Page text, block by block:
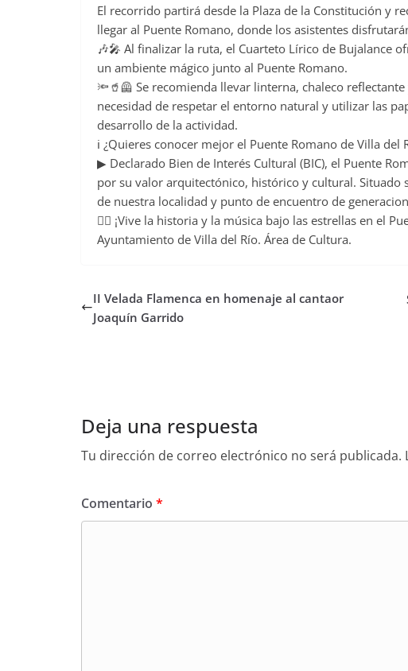
k
El recorrido partirá desde la Plaza de la Constitución y
llegar al Puente Romano, donde los asistentes
🎶🎤 Al finalizar la ruta, el Cuarteto Lírico de Bujalance
un ambiente mágico junto al Puente Romano.
🔦🥤🦺 Se recomienda llevar linterna, chaleco
necesidad de respetar el entorno natural y utilizar las
desarrollo de la actividad.
ℹ️ ¿Quieres conocer mejor el Puente Romano de Villa del
▶ Declarado Bien de Interés Cultural (BIC), el Puente
por su valor arquitectónico, histórico y cultural. Situado
de nuestra localidad y punto de encuentro de
👉🏻 ¡Vive la historia y la música bajo las estrellas en el
Ayuntamiento de Villa del Río. Área de Cultura.
II Velada Flamenca en homenaje al cantaor
Joaquín Garrido
Deja una respuesta
Tu dirección de correo electrónico no será publicada.
Comentario *